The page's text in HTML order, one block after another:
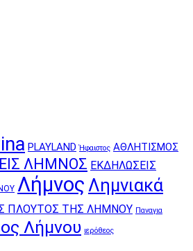
PLAYLAND Ήφαιστος ΑΘΛΗΤΙΣΜΟΣ
ΛΗΜΝΟΣ ΕΚΔΗΛΩΣΕΙΣ
Λήμνος Λημνιακά
ΠΛΟΥΤΟΣ ΤΗΣ ΛΗΜΝΟΥ Παναγια
Λήμνου ιερόθεος